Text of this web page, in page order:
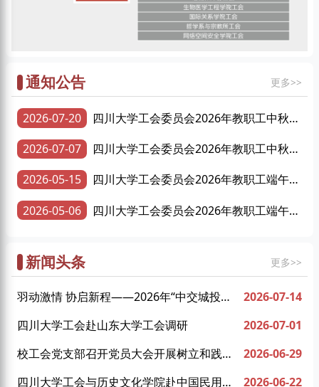
通知公告 更多>>
2026-07-20
四川大学工会委员会2026年教职工中秋慰
2026-07-07
四川大学工会委员会2026年教职工中秋慰
2026-05-15
四川大学工会委员会2026年教职工端午慰
2026-05-06
四川大学工会委员会2026年教职工端午慰
新闻头条 更多>>
羽动激情 协启新程——2026年“中交城投
仪式圆满举行
2026-07-14
四川大学工会赴山东大学工会调研
2026-07-01
校工会党支部召开党员大会开展树立和践行
2026-06-29
四川大学工会与历史文化学院赴中国民用航
2026-06-22